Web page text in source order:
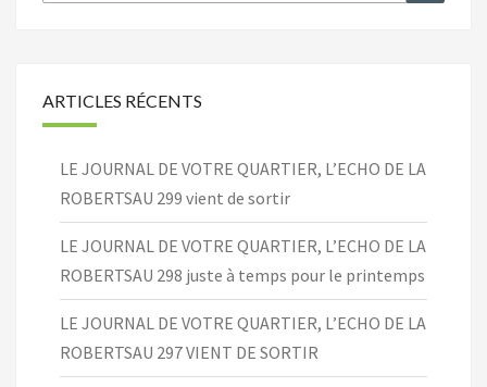
ARTICLES RÉCENTS
LE JOURNAL DE VOTRE QUARTIER, L’ECHO DE LA
ROBERTSAU 299 vient de sortir
LE JOURNAL DE VOTRE QUARTIER, L’ECHO DE LA
ROBERTSAU 298 juste à temps pour le printemps
LE JOURNAL DE VOTRE QUARTIER, L’ECHO DE LA
ROBERTSAU 297 VIENT DE SORTIR